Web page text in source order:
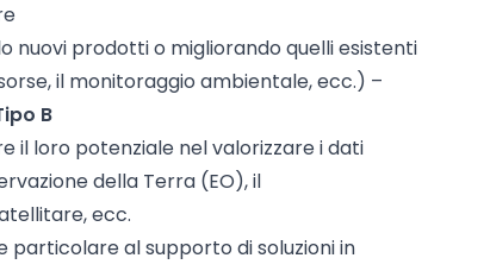
nuovi prodotti o migliorando quelli esistenti
il monitoraggio ambientale, ecc.) –
B
il loro potenziale nel valorizzare i dati
della Terra (EO), il
ecc.
particolare al supporto di soluzioni in